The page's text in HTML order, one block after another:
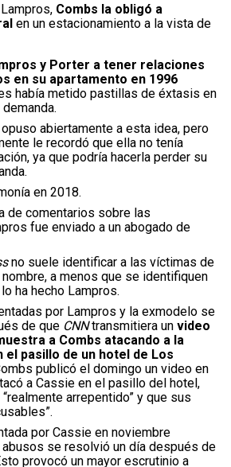
Combs la obligó a
en un estacionamiento a la vista de
y Porter a tener relaciones
en su apartamento en 1996
había metido pastillas de éxtasis en
abiertamente a esta idea, pero
le recordó que ella no tenía
ya que podría hacerla perder su
en 2018.
de comentarios sobre las
fue enviado a un abogado de
no suele identificar a las víctimas de
a menos que se identifiquen
ha hecho Lampros.
por Lampros y la exmodelo se
de que CNNtransmitiera un video
a Combs atacando a la
el pasillo de un hotel de Los
publicó el domingo un video en
a Cassie en el pasillo del hotel,
arrepentido” y que sus
por Cassie en noviembre
se resolvió un día después de
provocó un mayor escrutinio a